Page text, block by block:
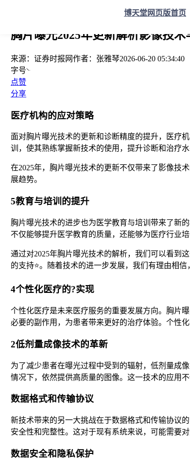
博天堂网页版首页
>正文
胸片曝光2025年更新解析影像技
来源： 证券时报网作者： 张雅琴2026-06-20 05:34:40
字号
点赞
分享
医疗机构的应对策略
面对胸片曝光技术的更新和诊断精度的提升，医疗
训，使其熟练掌握新技术的使用，提升诊断和治疗
在2025年，胸片曝光技术的更新不仅带来了影像技
展趋势。
5教育与培训的提升
胸片曝光技术的进步也为医学教育与培训带来了新
不仅能够提升医学教育的质量，还能够为医疗行业培
通过对2025年胸片曝光技术的解析，我们可以看到
的支持⭐。随着技术的进一步发展，我们有理由相
4个性化医疗的?实现
个性化医疗是未来医疗服务的重要发展方向。胸片
必要的副作用，为患者带来更好的治疗体验。个性
2低剂量成像技术的革新
为了减少患者在曝光过程中受到的辐射，低剂量成
情况下，依然提供高质量的图像。这一技术的应用
数据格式和传输协议
新技术带来的另一大挑战在于数据格式和传输协议
安全性和完整性。这对于现有系统来说，可能需要
数据安全和隐私保护